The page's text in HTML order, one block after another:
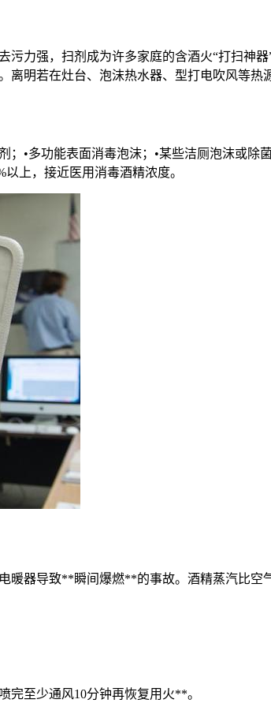
污力强，扫剂 成为许多家庭的含酒火“打扫神
明若在灶台、泡沫热水器、型打电吹风等热
•多功能表面消毒泡沫；•某些洁厕泡沫或除
上，接近医用消毒酒精浓度。
器导致**瞬间爆燃**的事故。酒精蒸汽比空
至少通风10分钟再恢复用火**。